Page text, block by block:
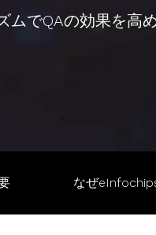
ムでQAの効果を高
なぜ